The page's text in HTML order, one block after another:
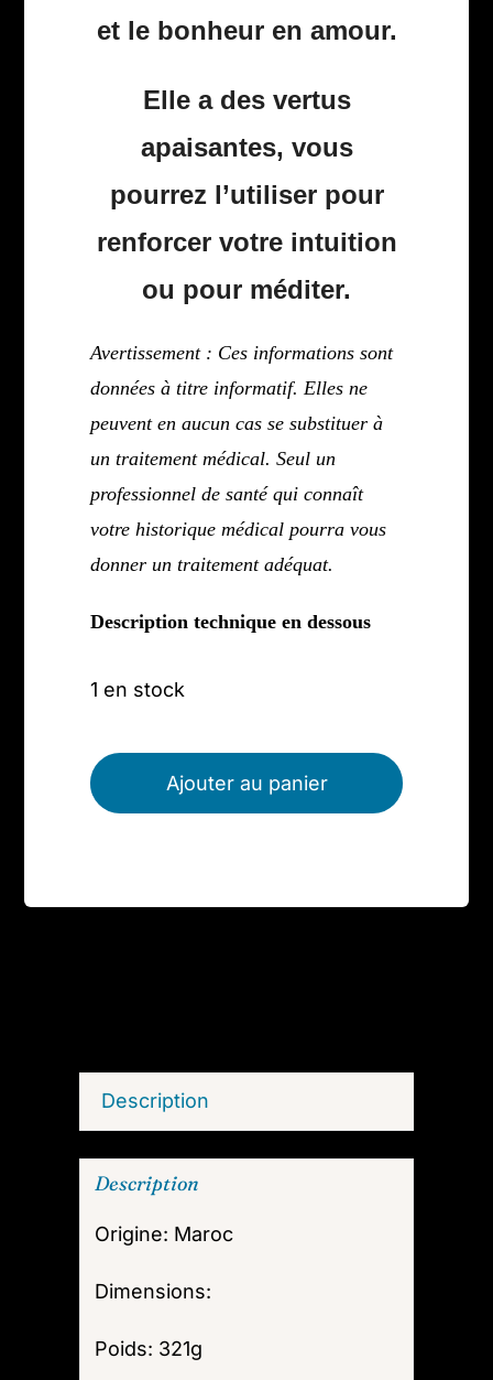
et le bonheur en amour.
Elle a des vertus
apaisantes, vous
pourrez l’utiliser pour
renforcer votre intuition
ou pour méditer.
Avertissement : Ces informations sont
données à titre informatif. Elles ne
peuvent en aucun cas se substituer à
un traitement médical. Seul un
professionnel de santé qui connaît
votre historique médical pourra vous
donner un traitement adéquat.
Description technique en dessous
1 en stock
de
Ajouter au panier
Description
Description
Origine: Maroc
Dimensions:
Poids: 321g